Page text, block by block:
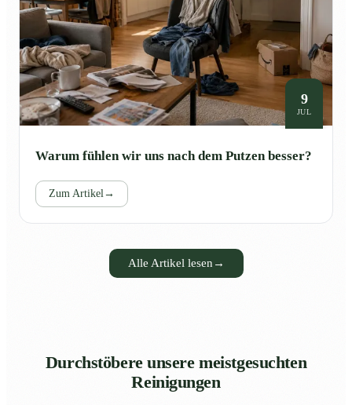
9
JUL
Warum fühlen wir uns nach dem Putzen besser?
Zum Artikel→
Alle Artikel lesen →
Durchstöbere unsere meistgesuchten
Reinigungen